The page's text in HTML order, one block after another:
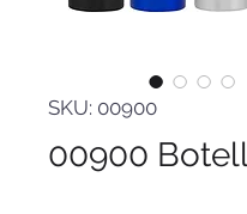
SKU: 00900
00900